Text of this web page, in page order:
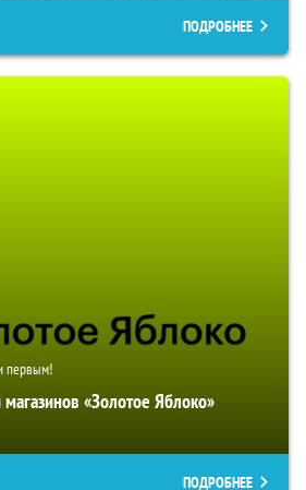
ПОДРОБНЕЕ
первым!
«Золотое Яблоко»
ПОДРОБНЕЕ